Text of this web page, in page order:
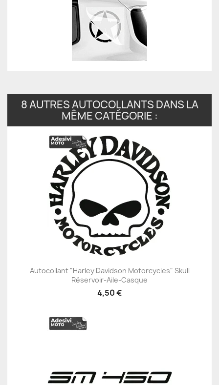
8 AUTRES AUTOCOLLANTS DANS LA
MÊME CATÉGORIE :
Autocollant "Harley Davidson Motorcycles" Skull
Réservoir-Aile-Casque
4,50 €